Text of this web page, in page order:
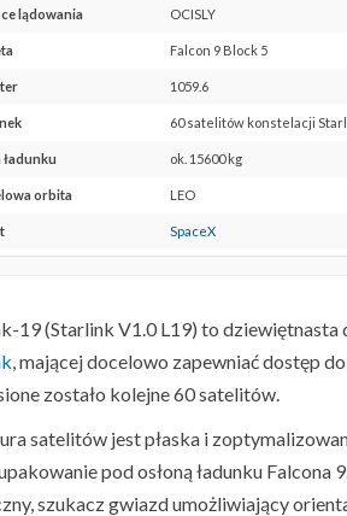
Maps
lądowania OCISLY
Falcon 9 Block 5
1059.6
60 satelitów konstelacji
ładunku ok. 15600 kg
orbita LEO
SpaceX
19 (Starlink V1.0 L19) to dziewiętnasta
, mającej docelowo zapewniać dostęp
zostało kolejne 60 satelitów.
satelitów jest płaska i
pod osłoną ładunku
szukacz gwiazd umożliwiający